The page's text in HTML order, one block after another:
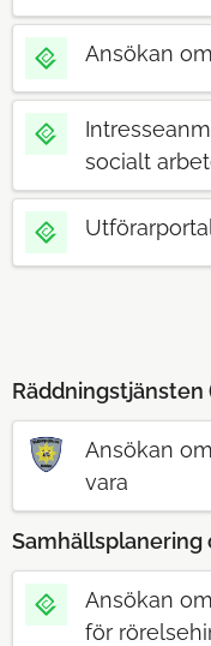
Ansökan
socialt
Räddningstjänsten
Ansökan
vara
Samhällsplanering
Ansökan
för